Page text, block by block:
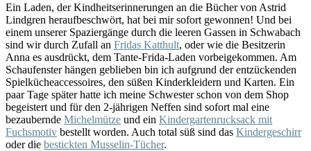
Ein Laden, der Kindheitserinnerungen an die Bücher von Astrid
Lindgren heraufbeschwört, hat bei mir sofort gewonnen! Und bei
einem unserer Spaziergänge durch die leeren Gassen in Schwabach
sind wir durch Zufall an Fridas Katthult, oder wie die Besitzerin
Anna es ausdrückt, dem Tante-Frida-Laden vorbeigekommen. Am
Schaufenster hängen geblieben bin ich aufgrund der entzückenden
Spielkücheaccessoires, den süßen Kinderkleidern und Karten. Ein
paar Tage später hatte ich meine Schwester schon von dem Shop
begeistert und für den 2-jährigen Neffen sind sofort mal eine
bezaubernde Michelmütze und ein Kindergartenrucksack mit
Fuchsmotiv bestellt worden. Auch total süß sind das Kindergeschirr
oder die bestickten Musselin-Tücher.